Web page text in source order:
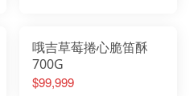
哦吉草莓捲心脆笛酥
700G
$99,999